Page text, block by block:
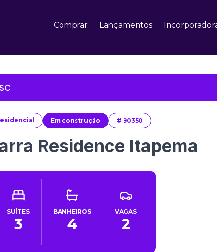
Comprar Lançamentos
Em construção # 90350
Residence Itapema
SUÍTES
3
BANHEIROS
4
VAGAS
2